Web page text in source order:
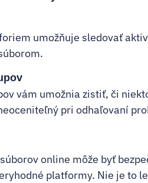
umožňuje sledovať
vám umožnia zistiť, či
pri odhaľovaní
online môže byť
platformy. Nie je to